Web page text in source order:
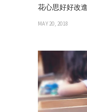
花心思好好改
MAY 20, 2018